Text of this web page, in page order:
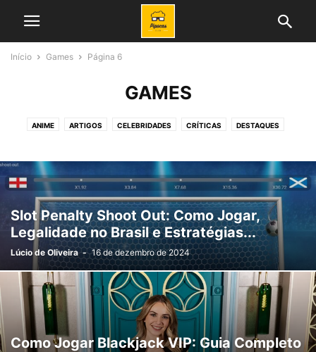
Início Games Página 6
GAMES
ANIME ARTIGOS CELEBRIDADES CRÍTICAS DESTAQUES
NOTICIAS NOVELAS PIPOCAS TV PODCASTS PORTUGAL
REALITY SÉRIES TESTES TV
Slot Penalty Shoot Out: Como Jogar,
Legalidade no Brasil e Estratégias...
Lúcio de Oliveira - 16 de dezembro de 2024
Como Jogar Blackjack VIP: Guia Completo